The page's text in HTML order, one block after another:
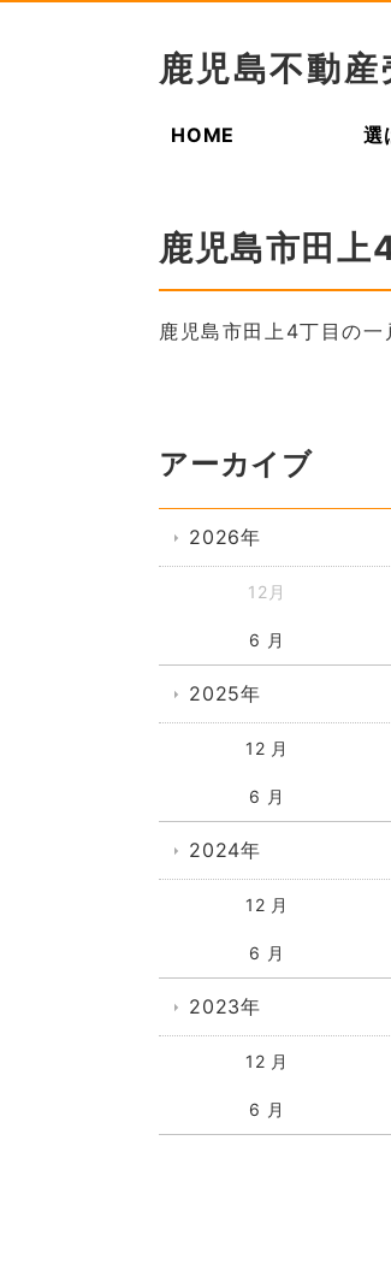
鹿児島不動
HOME 選
鹿児島市田上
鹿児島市田上4丁目の一
アーカイブ
2026年
12月
6 月
2025年
12 月
6 月
2024年
12 月
6 月
2023年
12 月
6 月